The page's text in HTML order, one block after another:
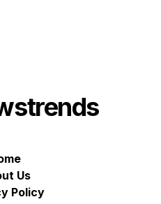
Us
Policy